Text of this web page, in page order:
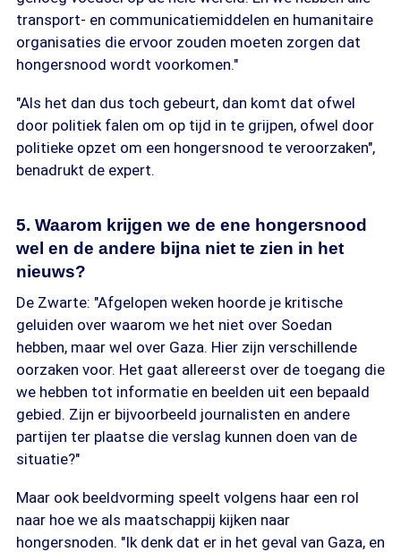
transport- en communicatiemiddelen en humanitaire
organisaties die ervoor zouden moeten zorgen dat
hongersnood wordt voorkomen."
"Als het dan dus toch gebeurt, dan komt dat ofwel
door politiek falen om op tijd in te grijpen, ofwel door
politieke opzet om een hongersnood te veroorzaken",
benadrukt de expert.
5. Waarom krijgen we de ene hongersnood
wel en de andere bijna niet te zien in het
nieuws?
De Zwarte: "Afgelopen weken hoorde je kritische
geluiden over waarom we het niet over Soedan
hebben, maar wel over Gaza. Hier zijn verschillende
oorzaken voor. Het gaat allereerst over de toegang die
we hebben tot informatie en beelden uit een bepaald
gebied. Zijn er bijvoorbeeld journalisten en andere
partijen ter plaatse die verslag kunnen doen van de
situatie?"
Maar ook beeldvorming speelt volgens haar een rol
naar hoe we als maatschappij kijken naar
hongersnoden. "Ik denk dat er in het geval van Gaza, en